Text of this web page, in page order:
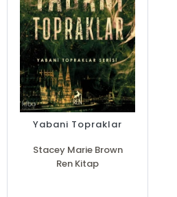
Yabani Topraklar
Stacey Marie Brown
Ren Kitap